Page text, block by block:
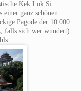
Kek Lok Si
einer ganz schönen
Pagode der 10.000
falls sich wer wundert)